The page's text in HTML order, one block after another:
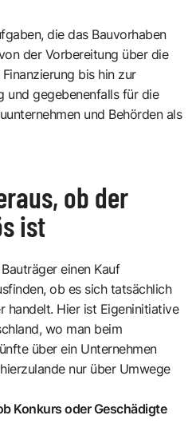
die das Bauvorhaben
der Vorbereitung über die
bis hin zur
und gegebenenfalls für die
und Behörden als
ob der
ist
einen Kauf
ob es sich tatsächlich
handelt. Hier ist Eigeninitiative
wo man beim
über ein Unternehmen
nur über Umwege
Konkurs oder Geschädigte